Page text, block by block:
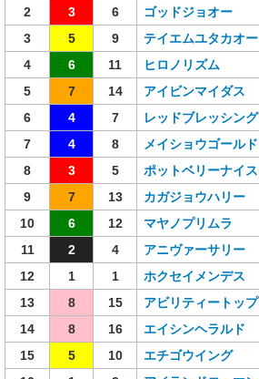
2
3 6 ゴッドジョオー
3
5 9 テイエムユタカオー
4
6 11 ヒロノリズム
5
7 14 アイビンマイダス
6
4 7 レッドブレッシング
7
4 8 メイショウゴールド
8
3 5 ポットベリーナイス
9
7 13 カガジョウハリー
10
6 12 マヤノプリムラ
11
2 4 アニヴァーサリー
12
1 1 ホクセイメンデス
13
8 15 アビリティートップ
14
8 16 エイシンヘラルド
15
5 10 エチゴウイング